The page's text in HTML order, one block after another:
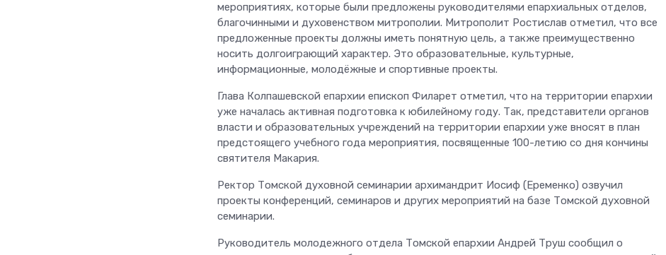
мероприятиях, которые были предложены руководителями епархиальных отделов,
благочинными и духовенством митрополии. Митрополит Ростислав отметил, что все
предложенные проекты должны иметь понятную цель, а также преимущественно
носить долгоиграющий характер. Это образовательные, культурные,
информационные, молодёжные и спортивные проекты.
Глава Колпашевской епархии епископ Филарет отметил, что на территории епархии
уже началась активная подготовка к юбилейному году. Так, представители органов
власти и образовательных учреждений на территории епархии уже вносят в план
предстоящего учебного года мероприятия, посвященные 100-летию со дня кончины
святителя Макария.
Ректор Томской духовной семинарии архимандрит Иосиф (Еременко) озвучил
проекты конференций, семинаров и других мероприятий на базе Томской духовной
семинарии.
Руководитель молодежного отдела Томской епархии Андрей Труш сообщил о